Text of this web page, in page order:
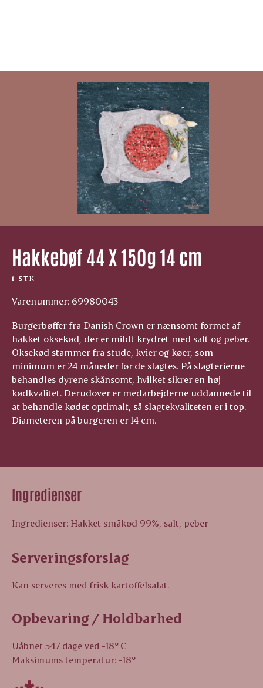
Hakkebøf 44 X 150g 14 cm
1 STK
Varenummer: 69980043
Burgerbøffer fra Danish Crown er nænsomt formet af
hakket oksekød, der er mildt krydret med salt og peber.
Oksekød stammer fra stude, kvier og køer, som
minimum er 24 måneder før de slagtes. På slagterierne
behandles dyrene skånsomt, hvilket sikrer en høj
kødkvalitet. Derudover er medarbejderne uddannede til
at behandle kødet optimalt, så slagtekvaliteten er i top.
Diameteren på burgeren er 14 cm.
Ingredienser
Ingredienser: Hakket småkød 99%, salt, peber
Serveringsforslag
Kan serveres med frisk kartoffelsalat.
Opbevaring / Holdbarhed
Uåbnet 547 dage ved -18° C
Maksimums temperatur: -18°